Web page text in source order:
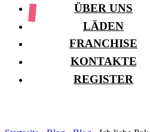
ÜBER UNS
LÄDEN
FRANCHISE
KONTAKTE
REGISTER